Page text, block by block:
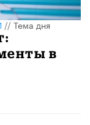
//Тема дня
в